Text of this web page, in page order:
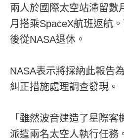
兩人於國際太空站滯留數
月搭乘SpaceX航班返航
後從NASA退休。
NASA表示將採納此報告
糾正措施處理調查發現。
「雖然波音建造了星際
派遣兩名太空人執行任務